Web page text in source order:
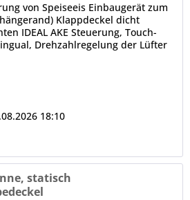
von Speiseeis Einbaugerät zum
Klappdeckel dicht
IDEAL AKE Steuerung, Touch-
Drehzahlregelung der Lüfter
18:10
statisch